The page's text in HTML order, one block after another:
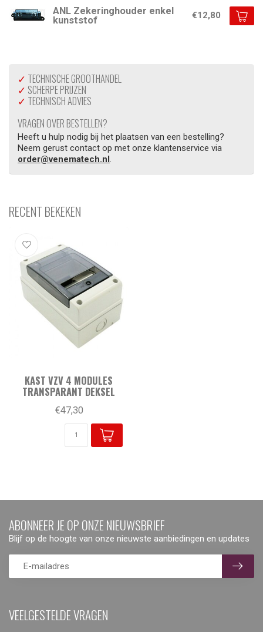
ANL Zekeringhouder enkel
kunststof
€12,80
✓ TECHNISCHE GROOTHANDEL
✓ SCHERPE PRIJZEN
✓ TECHNISCH ADVIES
VRAGEN OVER BESTELLEN?
Heeft u hulp nodig bij het plaatsen van een bestelling?
Neem gerust contact op met onze klantenservice via
order@venematech.nl.
RECENT BEKEKEN
KAST VZV 4 MODULES
TRANSPARANT DEKSEL
€47,30
VEELGESTELDE VRAGEN
ABONNEER JE OP ONZE NIEUWSBRIEF
Blijf op de hoogte van onze nieuwste aanbiedingen en updates